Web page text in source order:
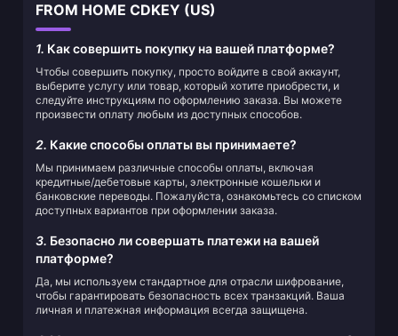
FROM HOME CDKEY (US)
1. Как совершить покупку на вашей платформе?
Чтобы совершить покупку, просто войдите в свой аккаунт,
выберите услугу или товар, который хотите приобрести, и
следуйте инструкциям по оформлению заказа. Вы можете
произвести оплату любым из доступных способов.
2. Какие способы оплаты вы принимаете?
Мы принимаем различные способы оплаты, включая
кредитные/дебетовые карты, электронные кошельки и
банковские переводы. Пожалуйста, ознакомьтесь со списком
доступных вариантов при оформлении заказа.
3. Безопасно ли совершать платежи на вашей
платформе?
Да, мы используем стандартное для отрасли шифрование,
чтобы гарантировать безопасность всех транзакций. Ваша
личная и платежная информация всегда защищена.